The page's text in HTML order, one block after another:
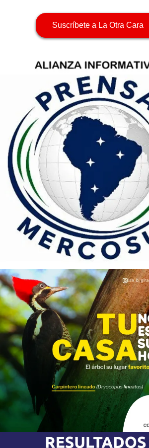
Suscríbete a La Otra Cara